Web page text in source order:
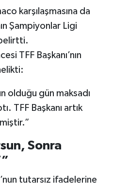
karşılaşmasına da
Şampiyonlar Ligi
TFF Başkanı’nın
olduğu gün maksadı
TFF Başkanı artık
Sonra
tutarsız ifadelerine